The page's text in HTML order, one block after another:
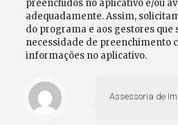
preenchidos no aplicativo e/ou
adequadamente. Assim,
do programa e aos gestores que
necessidade de preenchimento
informações no aplicativo.
Assessoria de